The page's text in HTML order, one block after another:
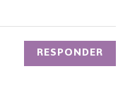
RESPONDER